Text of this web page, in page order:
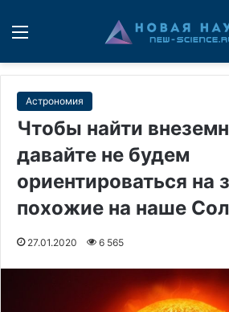
Астрономия
Чтобы найти
давайте не будем
ориентироваться на
похожие на наше
27.01.2020 6 565